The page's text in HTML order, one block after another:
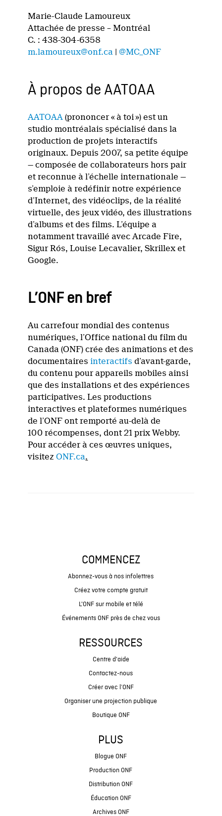
Marie-Claude Lamoureux
Attachée de presse – Montréal
C. : 438-304-6358
m.lamoureux@onf.ca |@MC_ONF
À propos de AATOAA
AATOAA (prononcer « à toi ») est un
studio montréalais spécialisé dans la
production de projets interactifs
originaux. Depuis 2007, sa petite équipe
— composée de collaborateurs hors pair
et reconnue à l’échelle internationale —
s’emploie à redéfinir notre expérience
d’Internet, des vidéoclips, de la réalité
virtuelle, des jeux vidéo, des illustrations
d’albums et des films. L’équipe a
notamment travaillé avec Arcade Fire,
Sigur Rós, Louise Lecavalier, Skrillex et
Google.
L’ONF en bref
Au carrefour mondial des contenus
numériques, l’Office national du film du
Canada (ONF) crée des animations et des
documentaires interactifs d’avant-garde,
du contenu pour appareils mobiles ainsi
que des installations et des expériences
participatives. Les productions
interactives et plateformes numériques
de l’ONF ont remporté au-delà de
100 récompenses, dont 21 prix Webby.
Pour accéder à ces œuvres uniques,
visitezONF.ca.
COMMENCEZ
Abonnez-vous à nos infolettres
Créez votre compte gratuit
L'ONF sur mobile et télé
Événements ONF près de chez vous
RESSOURCES
Centre d'aide
Contactez-nous
Créer avec l’ONF
Organiser une projection publique
Boutique ONF
PLUS
Blogue ONF
Production ONF
Distribution ONF
Éducation ONF
Archives ONF